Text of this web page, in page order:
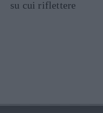
su cui riflettere